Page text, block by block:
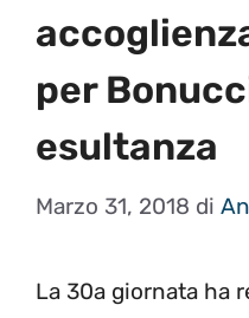
per
esultanza
Marzo 31, 2018 di
La 30a giornata ha